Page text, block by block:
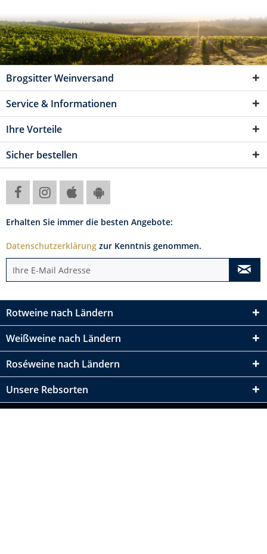
Brogsitter Weinversand
Service & Informationen
Ihre Vorteile
Sicher bestellen
Erhalten Sie immer die besten Angebote:
Datenschutzerklärung zur Kenntnis genommen.
Rotweine nach Ländern
Weißweine nach Ländern
Roséweine nach Ländern
Unsere Rebsorten